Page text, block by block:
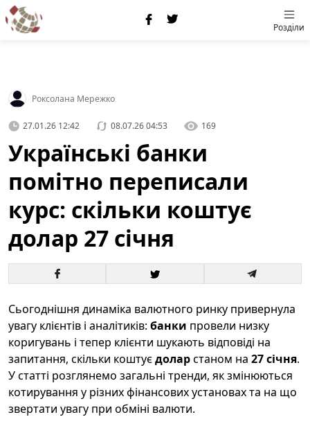
Розділи
Роксолана Мережко
27.01.26 12:42 08.07.26 04:53 169
Українські банки
помітно переписали
курс: скільки коштує
долар 27 січня
Сьогоднішня динаміка валютного ринку привернула
увагу клієнтів і аналітиків: банки провели низку
коригувань і тепер клієнти шукають відповіді на
запитання, скільки коштуєдоларстаном на 27 січня.
У статті розглянемо загальні тренди, як змінюються
котирування у різних фінансових установах та на що
звертати увагу при обміні валюти.